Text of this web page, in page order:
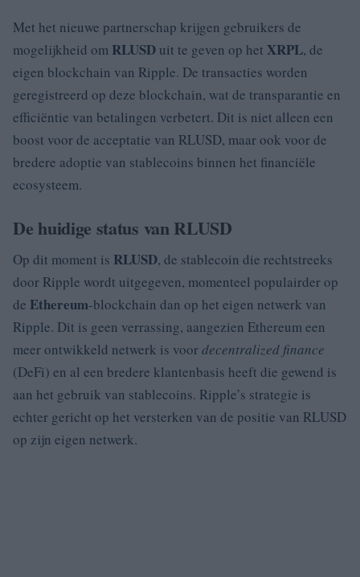
Met het nieuwe partnerschap krijgen gebruikers de
mogelijkheid om RLUSD uit te geven op het XRPL, de
eigen blockchain van Ripple. De transacties worden
geregistreerd op deze blockchain, wat de transparantie en
efficiëntie van betalingen verbetert. Dit is niet alleen een
boost voor de acceptatie van RLUSD, maar ook voor de
bredere adoptie van stablecoins binnen het financiële
ecosysteem.
De huidige status van RLUSD
Op dit moment is RLUSD, de stablecoin die rechtstreeks
door Ripple wordt uitgegeven, momenteel populairder op
de Ethereum-blockchain dan op het eigen netwerk van
Ripple. Dit is geen verrassing, aangezien Ethereum een
meer ontwikkeld netwerk is voordecentralized finance
(DeFi) en al een bredere klantenbasis heeft die gewend is
aan het gebruik van stablecoins. Ripple’s strategie is
echter gericht op het versterken van de positie van RLUSD
op zijn eigen netwerk.